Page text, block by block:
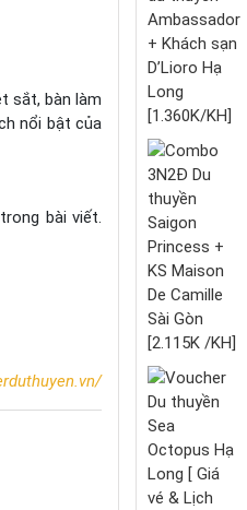
sắt, bàn làm
nổi bật của
bài viết.